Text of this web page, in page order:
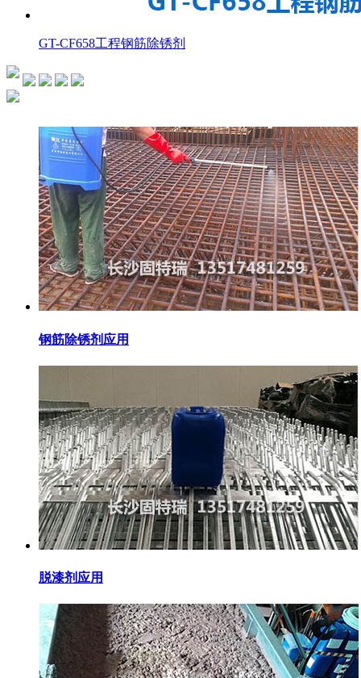
GT-CF658工程钢筋除锈剂
钢筋除锈剂应用
脱漆剂应用